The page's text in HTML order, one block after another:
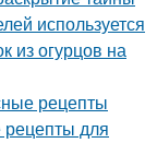
используется
из огурцов на
рецепты
для